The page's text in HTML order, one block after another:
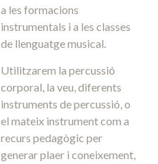
a les formacions
instrumentals i a les classes
de llenguatge musical.
Utilitzarem la percussió
corporal, la veu, diferents
instruments de percussió, o
el mateix instrument com a
recurs pedagògic per
generar plaer i coneixement,